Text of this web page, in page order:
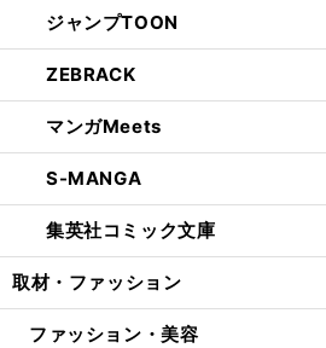
ジャンプTOON
ZEBRACK
マンガMeets
S-MANGA
集英社コミック文庫
取材・ファッション
ファッション・美容